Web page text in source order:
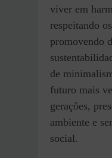
viver em
respeitando
promovendo
de
futuro mais
gerações,
ambiente e
social.